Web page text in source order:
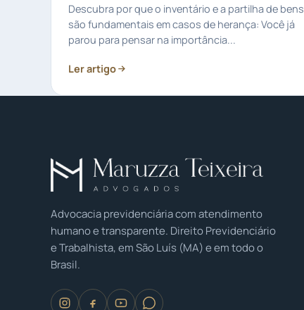
Descubra por que o inventário e a partilha de bens
são fundamentais em casos de herança: Você já
parou para pensar na importância...
Ler artigo
Advocacia previdenciária com atendimento
humano e transparente. Direito Previdenciário
e Trabalhista, em São Luís (MA) e em todo o
Brasil.